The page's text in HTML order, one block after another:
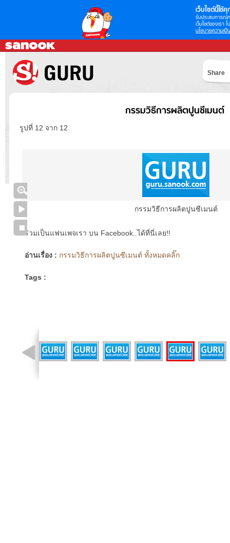
เว็บไซต์นี้ใช้คุ
รับประสบการณ์
เว็บไซต์ของเรา
นโยบายความเป็
Share
กรรมวิธีการผลิตปูนซีเมนต์
รูปที่ 12 จาก 12
กรรมวิธีการผลิตปูนซีเมนต์
ร่วมเป็นแฟนเพจเรา บน Facebook..ได้ที่นี่เลย!!
อ่านเรื่อง : กรรมวิธีการผลิตปูนซีเมนต์ ทั้งหมดคลิ๊ก
Tags :